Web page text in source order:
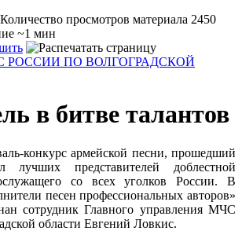
2450
~1 мин
РОССИИ ПО ВОЛГОГРАДСКОЙ
в битве талантов
конкурс армейской песни, прошедший
представителей доблестной
со всех уголков России. В
песен профессиональных авторов»
сотрудник Главного управления МЧС
области Евгений Ловкис.